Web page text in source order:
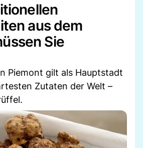
aus dem
Sie
Piemont gilt als Hauptstadt
Zutaten der Welt –